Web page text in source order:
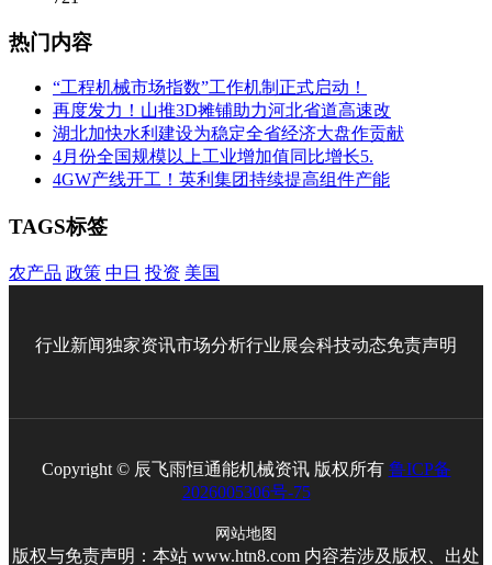
热门内容
“工程机械市场指数”工作机制正式启动！
再度发力！山推3D摊铺助力河北省道高速改
湖北加快水利建设为稳定全省经济大盘作贡献
4月份全国规模以上工业增加值同比增长5.
4GW产线开工！英利集团持续提高组件产能
TAGS标签
农产品 政策 中日 投资 美国
行业新闻独家资讯市场分析行业展会科技动态免责声明
Copyright © 辰飞雨恒通能机械资讯 版权所有 鲁ICP备
2026005306号-75
网站地图
版权与免责声明：本站 www.htn8.com 内容若涉及版权、出处